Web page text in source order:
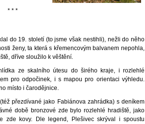
* * *
do 19. století (to jsme však nestihli), nežli do něho
ženy, ta která s křemencovým balvanem nepohla,
dříve sloužilo k věštění.
ze skalního útesu do širého kraje, i rozlehlé
pro odpočinek, i s mapou pro orientaci výhledu.
místo i čarodějnice.
přezdívané jako Fabiánova zahrádka) s deníkem
době bronzové zde bylo rozlehlé hradiště, jako
zde kovy. Dle legend, Plešivec skrýval i spoustu